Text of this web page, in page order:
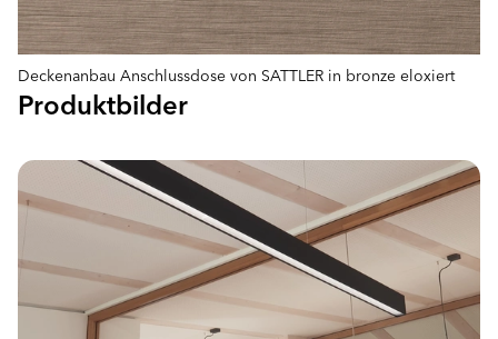
Deckenanbau Anschlussdose von SATTLER in bronze eloxiert
Produktbilder